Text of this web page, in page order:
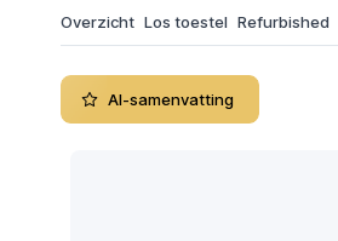
Overzicht Los toestel Refurbished
AI-samenvatting